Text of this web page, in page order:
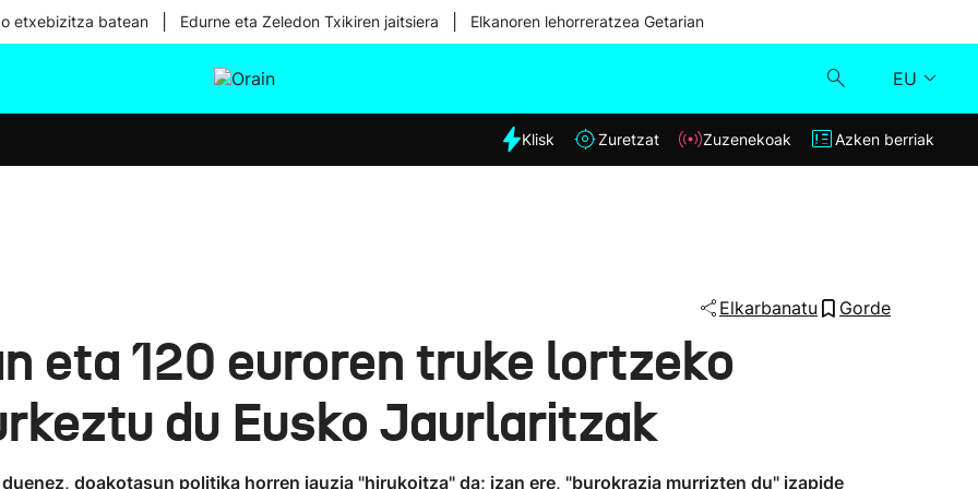
etxebizitza batean Edurne eta Zeledon Txikiren jaitsiera Elkanoren lehorreratzea Getarian
EU
Eguraldia
Klisk
Klisk Zuretzat Zuzenekoak Azken berriak
Elkarbanatu Gorde
eta 120 euroren truke lortzeko
du Eusko Jaurlaritzak
doakotasun politika horren jauzia "hirukoitza" da; izan ere, "burokrazia murrizten du" izapide